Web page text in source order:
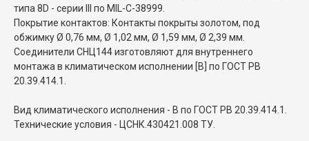
типа 8D - серии III по MIL-C-38999.
Покрытие контактов: Контакты покрыты золотом, под
обжимку Ø 0,76 мм, Ø 1,02 мм, Ø 1,59 мм, Ø 2,39 мм.
Соединители СНЦ144 изготовляют для внутреннего
монтажа в климатическом исполнении [В] по ГОСТ РВ
20.39.414.1.
Вид климатического исполнения - В по ГОСТ РВ 20.39.414.1.
Технические условия - ЦСНК.430421.008 ТУ.